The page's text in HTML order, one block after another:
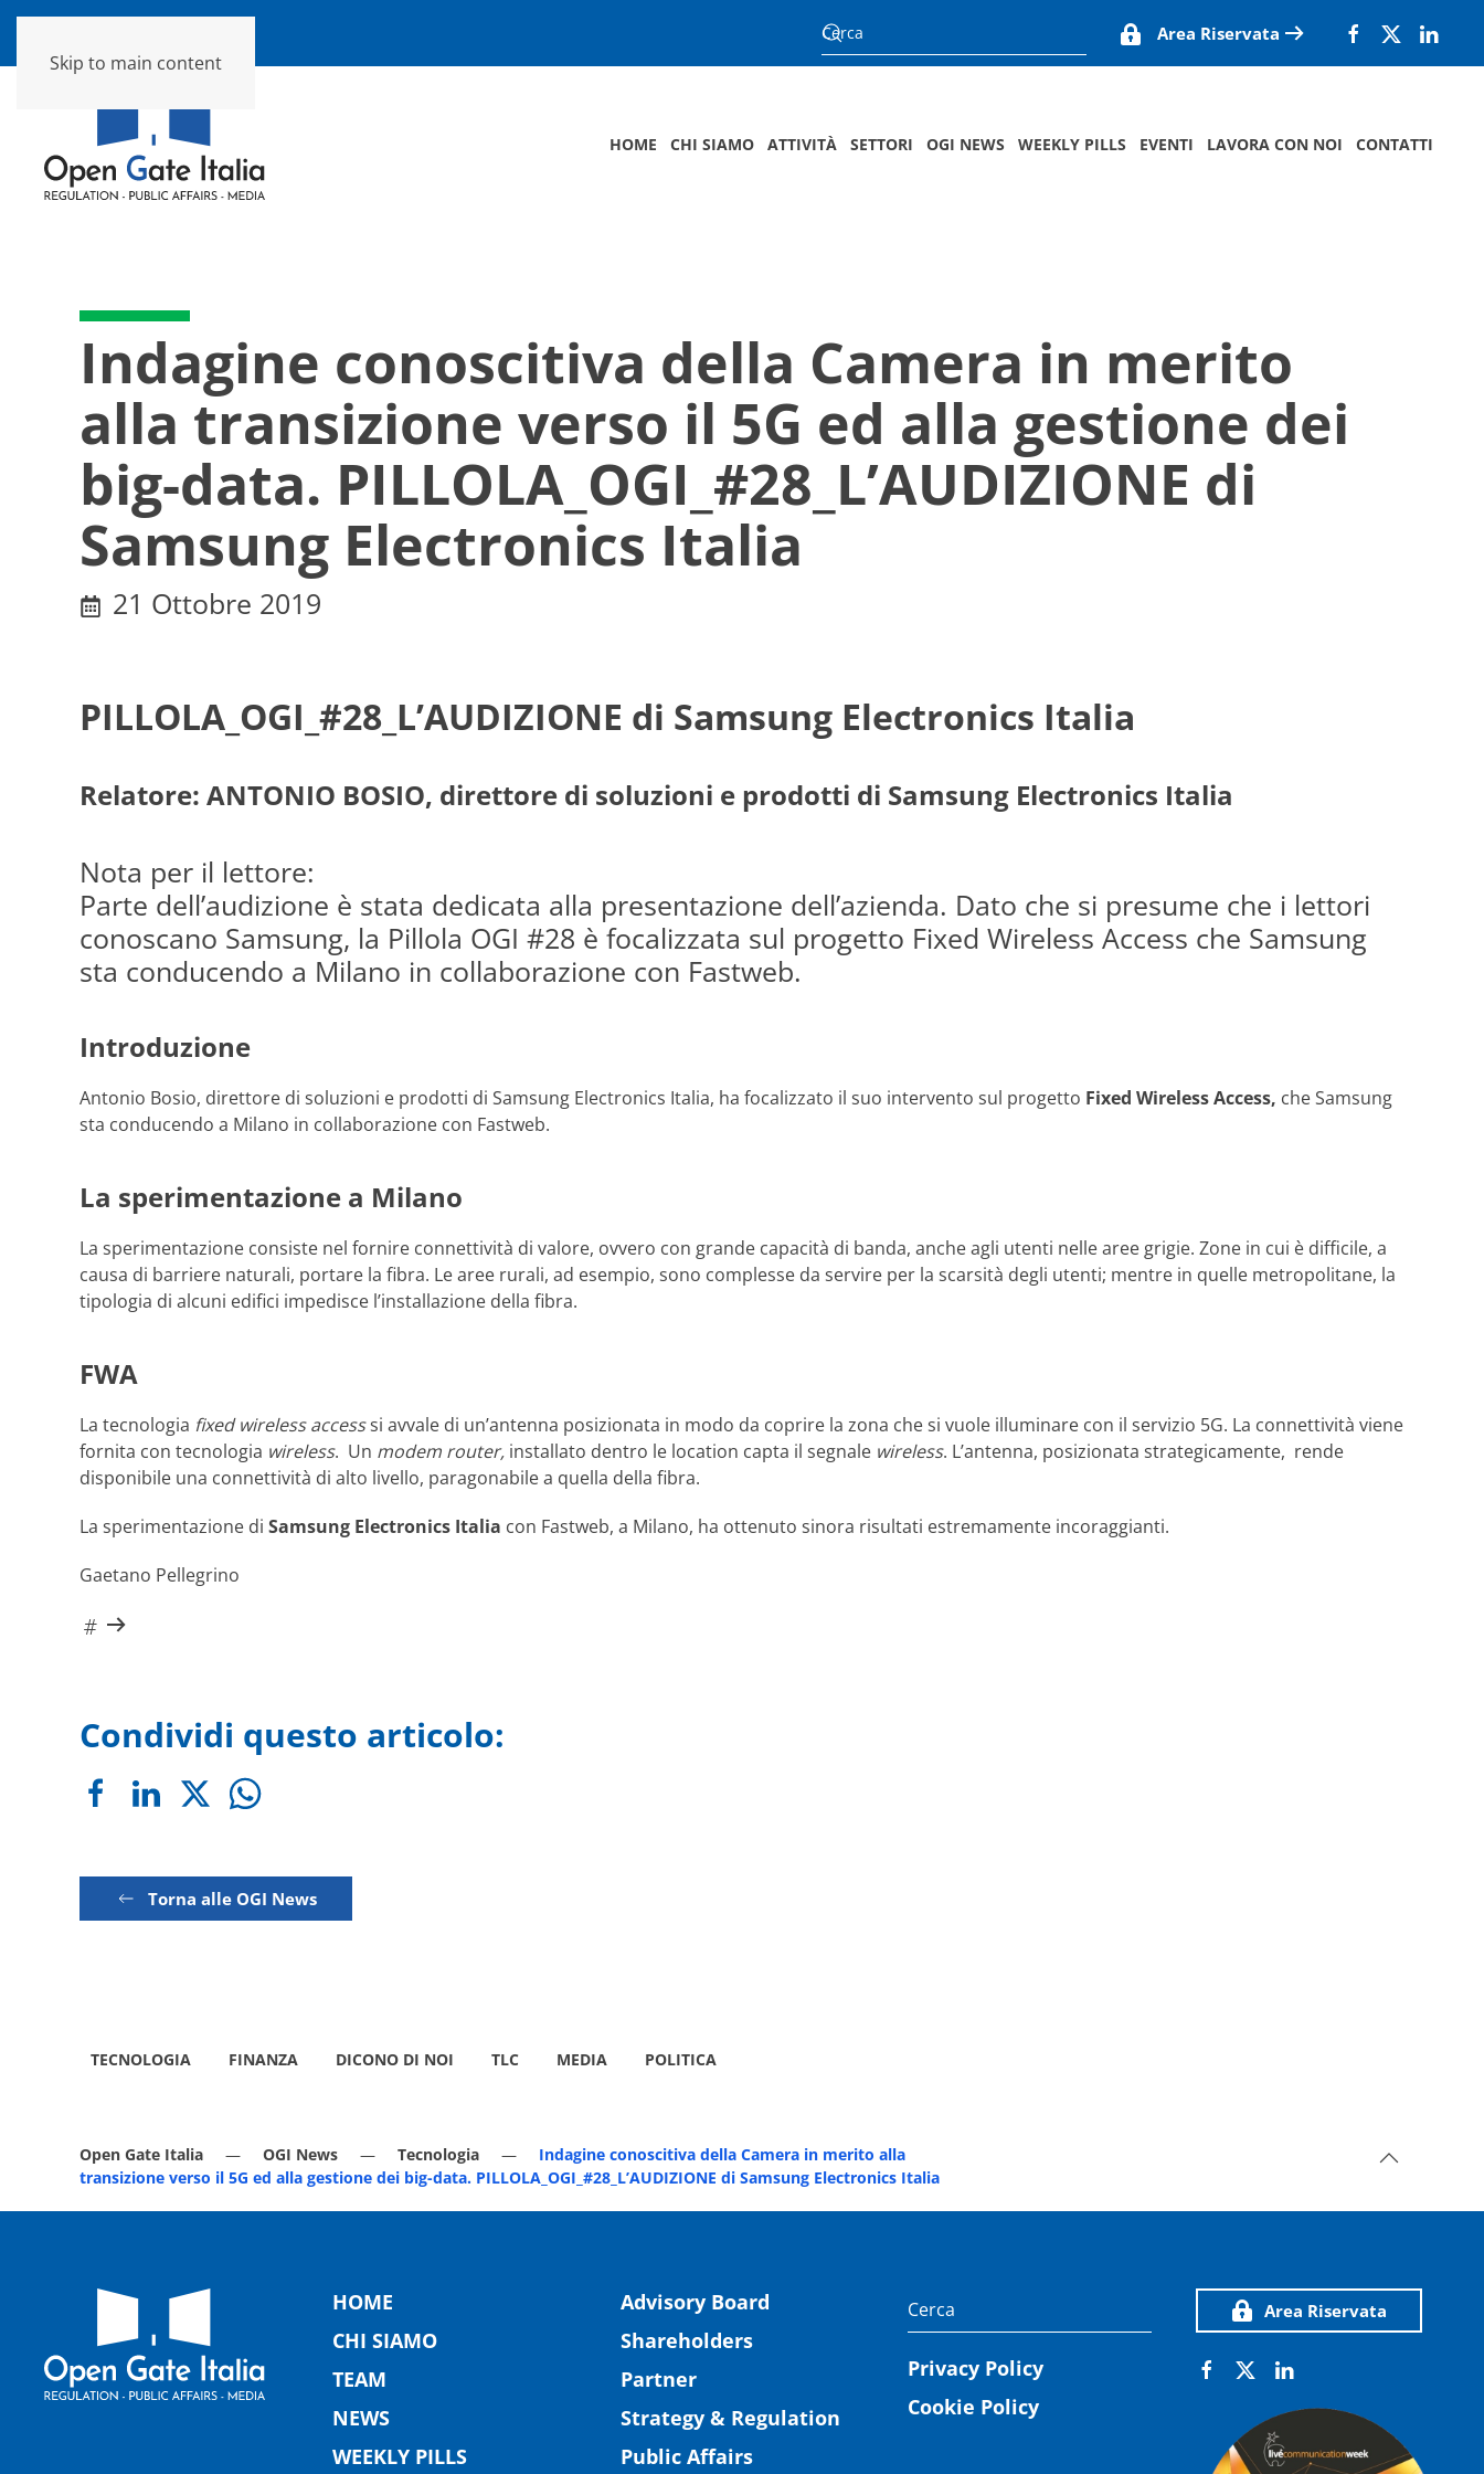
Skip to main content
Area Riservata
HOME CHI SIAMO ATTIVITÀ SETTORI OGI NEWS WEEKLY PILLS EVENTI LAVORA CON NOI CONTATTI
Indagine conoscitiva della Camera in merito
alla transizione verso il 5G ed alla gestione dei
big-data. PILLOLA_OGI_#28_L’AUDIZIONE di
Samsung Electronics Italia
21 Ottobre 2019
PILLOLA_OGI_#28_L’AUDIZIONE di Samsung Electronics Italia
Relatore: ANTONIO BOSIO, direttore di soluzioni e prodotti di Samsung Electronics Italia
Nota per il lettore:
Parte dell’audizione è stata dedicata alla presentazione dell’azienda. Dato che si presume che i lettori
conoscano Samsung, la Pillola OGI #28 è focalizzata sul progetto Fixed Wireless Access che Samsung
sta conducendo a Milano in collaborazione con Fastweb.
Introduzione
Antonio Bosio, direttore di soluzioni e prodotti di Samsung Electronics Italia, ha focalizzato il suo intervento sul progetto Fixed Wireless Access, che Samsung
sta conducendo a Milano in collaborazione con Fastweb.
La sperimentazione a Milano
La sperimentazione consiste nel fornire connettività di valore, ovvero con grande capacità di banda, anche agli utenti nelle aree grigie. Zone in cui è difficile, a
causa di barriere naturali, portare la fibra. Le aree rurali, ad esempio, sono complesse da servire per la scarsità degli utenti; mentre in quelle metropolitane, la
tipologia di alcuni edifici impedisce l’installazione della fibra.
FWA
La tecnologia fixed wireless accesssi avvale di un’antenna posizionata in modo da coprire la zona che si vuole illuminare con il servizio 5G. La connettività viene
fornita con tecnologia wireless. Un modem router, installato dentro le location capta il segnale wireless. L’antenna, posizionata strategicamente, rende
disponibile una connettività di alto livello, paragonabile a quella della fibra.
La sperimentazione di Samsung Electronics Italia con Fastweb, a Milano, ha ottenuto sinora risultati estremamente incoraggianti.
Gaetano Pellegrino
Condividi questo articolo:
Torna alle OGI News
TECNOLOGIA FINANZA DICONO DI NOI TLC MEDIA POLITICA
Open Gate Italia OGI News Tecnologia
Indagine conoscitiva della Camera in merito alla
transizione verso il 5G ed alla gestione dei big-data. PILLOLA_OGI_#28_L’AUDIZIONE di Samsung Electronics Italia
HOME
CHI SIAMO
TEAM
NEWS
WEEKLY PILLS
Advisory Board
Shareholders
Partner
Strategy & Regulation
Public Affairs
Privacy Policy
Cookie Policy
Area Riservata